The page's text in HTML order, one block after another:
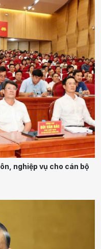
nghiệp vụ cho cán bộ